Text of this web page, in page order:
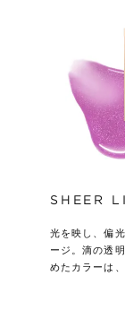
SHEER
光を映し、偏
ージ。滴の透
めたカラーは